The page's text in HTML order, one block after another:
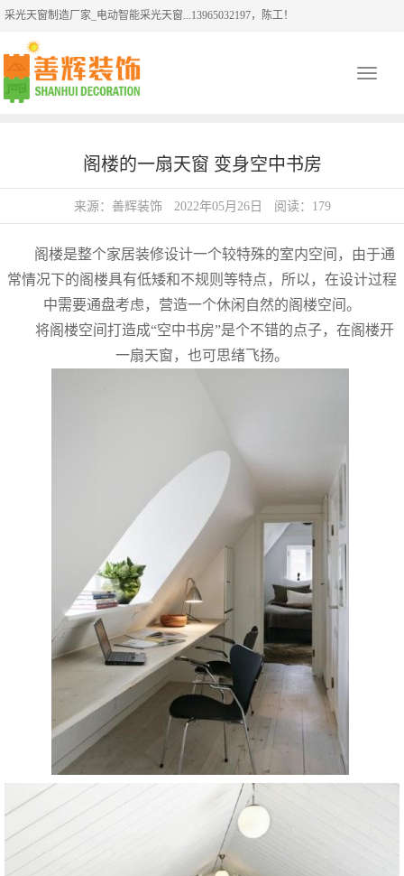
采光天窗制造厂家_电动智能采光天窗...13965032197，陈工！
Toggle
阁楼的一扇天窗 变身空中书房
来源：善辉装饰 2022年05月26日 阅读：179
阁楼是整个家居装修设计一个较特殊的室内空间，由于通
常情况下的阁楼具有低矮和不规则等特点，所以，在设计过程
中需要通盘考虑，营造一个休闲自然的阁楼空间。
将阁楼空间打造成“空中书房”是个不错的点子，在阁楼开
一扇天窗，也可思绪飞扬。